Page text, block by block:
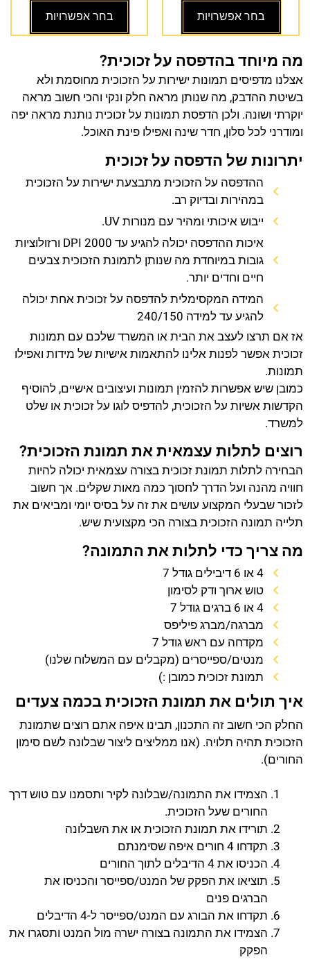
בחר אפשרויות בחר אפשרויות
מה מיוחד בהדפסה על זכוכית?
אצלנו מדפיסים תמונות ישירות על הזכוכית מחוסמת ולא
בשיטת ההדבק, מה שנותן מראה חלק ונקי והכי חשוב מראה
יוקרתי ושונה. ולכן הדפסת תמונות על זכוכית נותנת מראה יפה
ומודרני לכל סלון, חדר שינה ואפילו פינת האוכל.
יתרונות של הדפסה על זכוכית
ההדפסה על הזכוכית מתבצעת ישירות על הזכוכית
במהירות ובדיוק רב.
ייבוש איכותי ומהיר עם מנורות UV.
איכות ההדפסה יכולה להגיע עד 2000 DPI ורזולוציות
גובות במיוחדת מה שנותן לתמונת הזכוכית צבעים
חיים וחדים יותר.
המידה המקסימלית להדפסה על זכוכית אחת יכולה
להגיע עד למידה 240/150
אז אם תרצו לעצב את הבית או המשרד שלכם עם תמונות
זכוכית אפשר לפנות אלינו להתאמות אישיות של מידות ואפילו
תמונות.
כמובן שיש אפשרות להזמין תמונות ועיצובים אישיים, להוסיף
הקדשות אשיות על הזכוכית, להדפיס לוגו על זכוכית או שלט
למשרד.
רוצים לתלות עצמאית את תמונת הזכוכית?
הבחירה לתלות תמונת זכוכית בצורה עצמאית יכולה להיות
חוויה מהנה ועל הדרך לחסוך כמה מאות שקלים. אך חשוב
לזכור שבעלי המקצוע עושים את זה על בסיס יומי ומביאים את
תלייה תמונה הזכוכית בצורה הכי מקצועית שיש.
מה צריך כדי לתלות את התמונה?
4 או 6 דיבילים גודל 7
טוש ארוך ודק לסימון
4 או 6 ברגים גודל 7
מברגה/מברג פיליפס
מקדחה עם ראש גודל 7
מנטים/ספייסרים (מקבלים עם המשלוח שלנו)
תמונת זכוכית כמובן :)
איך תולים את תמונת הזכוכית בכמה צעדים
החלק הכי חשוב זה התכנון, תבינו איפה אתם רוצים שתמונת
הזכוכית תהיה תלויה. (אנו ממליצים ליצור שבלונה לשם סימון
החורים).
הצמידו את התמונה/שבלונה לקיר ותסמנו עם טוש דרך
החורים שעל הזכוכית.
תורידו את תמונת הזכוכית או את השבלונה
תקדחו 4 חורים איפה שסימנתם
הכניסו את 4 הדיבלים לתוך החורים
תוציאו את הפקק של המנט/ספייסר והכניסו את
הברגים פנים
תקדחו את הבורג עם המנט/ספייסר ל-4 הדיבלים
הצמידו את התמונה בצורה ישרה מול המנט ותסגרו את
הפקק